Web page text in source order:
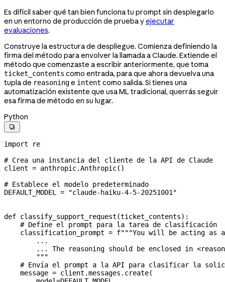
Es difícil saber qué tan bien funciona tu prompt sin desplegarlo
en un entorno de producción de prueba yejecutar
evaluaciones.
Construye la estructura de despliegue. Comienza definiendo la
firma del método para envolver la llamada a Claude. Extiende el
método que comenzaste a escribir anteriormente, que toma
ticket_contents como entrada, para que ahora devuelva una
tupla de reasoninge intent como salida. Si tienes una
automatización existente que usa ML tradicional, querrás seguir
esa firma de método en su lugar.
Python

import re
# Crea una instancia del cliente de la API de Claude
client = anthropic.Anthropic()
# Establece el modelo predeterminado
DEFAULT_MODEL
= "claude-haiku-4-5-20251001"
def classify_support_request (ticket_contents):
    # Define el prompt para la tarea de clasificación
    classification_prompt
= f"""You will be acting as
        ...
... The reasoning should be enclosed in
        """
# Envía el prompt a la API para clasificar la
    message
= client.messages.create(